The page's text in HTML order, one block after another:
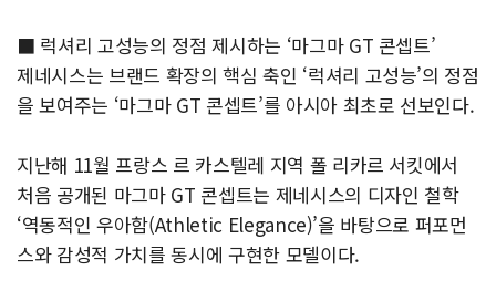
■ 럭셔리 고성능의 정점 제시하는 ‘마그마 GT 콘셉트’
제네시스는 브랜드 확장의 핵심 축인 ‘럭셔리 고성능’의 정점
을 보여주는 ‘마그마 GT 콘셉트’를 아시아 최초로 선보인다.
지난해 11월 프랑스 르 카스텔레 지역 폴 리카르 서킷에서
처음 공개된 마그마 GT 콘셉트는 제네시스의 디자인 철학
‘역동적인 우아함(Athletic Elegance)’을 바탕으로 퍼포먼
스와 감성적 가치를 동시에 구현한 모델이다.